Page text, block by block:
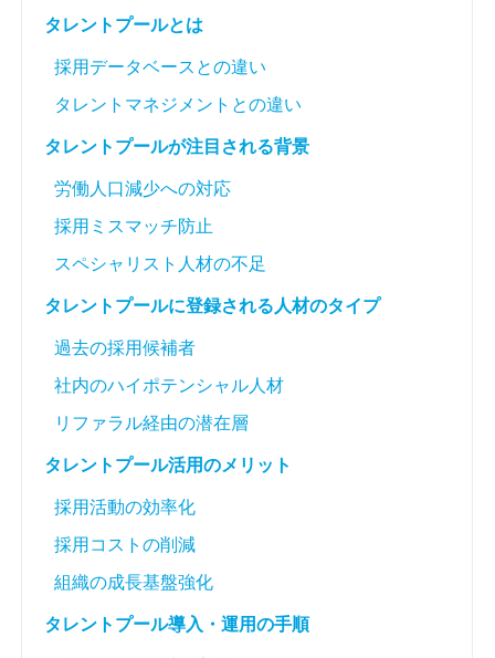
タレントプールとは
採用データベースとの違い
タレントマネジメントとの違い
タレントプールが注目される背景
労働人口減少への対応
採用ミスマッチ防止
スペシャリスト人材の不足
タレントプールに登録される人材のタイプ
過去の採用候補者
社内のハイポテンシャル人材
リファラル経由の潜在層
タレントプール活用のメリット
採用活動の効率化
採用コストの削減
組織の成長基盤強化
タレントプール導入・運用の手順